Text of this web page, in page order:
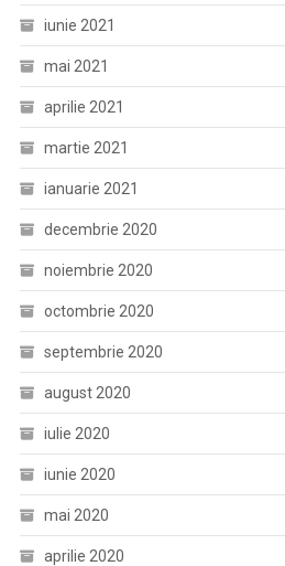
iunie 2021
mai 2021
aprilie 2021
martie 2021
ianuarie 2021
decembrie 2020
noiembrie 2020
octombrie 2020
septembrie 2020
august 2020
iulie 2020
iunie 2020
mai 2020
aprilie 2020